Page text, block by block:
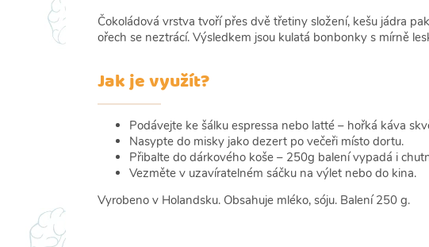
Čokoládová vrstva tvoří přes dvě třetiny složení, kešu jádra
ořech se neztrácí. Výsledkem jsou kulatá bonbonky s mírně
Jak je využít?
Podávejte ke šálku espressa nebo latté – hořká káva
Nasypte do misky jako dezert po večeři místo dortu.
Přibalte do dárkového koše – 250g balení vypadá i
Vezměte v uzavíratelném sáčku na výlet nebo do kina.
Vyrobeno v Holandsku. Obsahuje mléko, sóju. Balení 250 g.